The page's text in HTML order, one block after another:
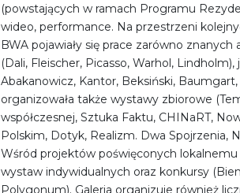
(powstających w ramach Programu
wideo, performance. Na przestrzeni
BWA pojawiały się prace zarówno
(Dali, Fleischer, Picasso, Warhol,
Abakanowicz, Kantor, Beksiński, Baumgart,
organizowała także wystawy zbiorowe
współczesnej, Sztuka Faktu, CHINaRT,
Polskim, Dotyk, Realizm. Dwa Spojrzenia,
Wśród projektów poświęconych lokalnemu
wystaw indywidualnych oraz konkursy
Polygonum). Galeria organizuje również